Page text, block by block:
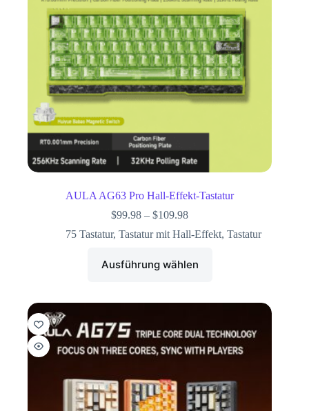
AULA AG63 Pro Hall-Effekt-Tastatur
$99.98 –$109.98
75 Tastatur,Tastatur mit Hall-Effekt,Tastatur
Ausführung wählen